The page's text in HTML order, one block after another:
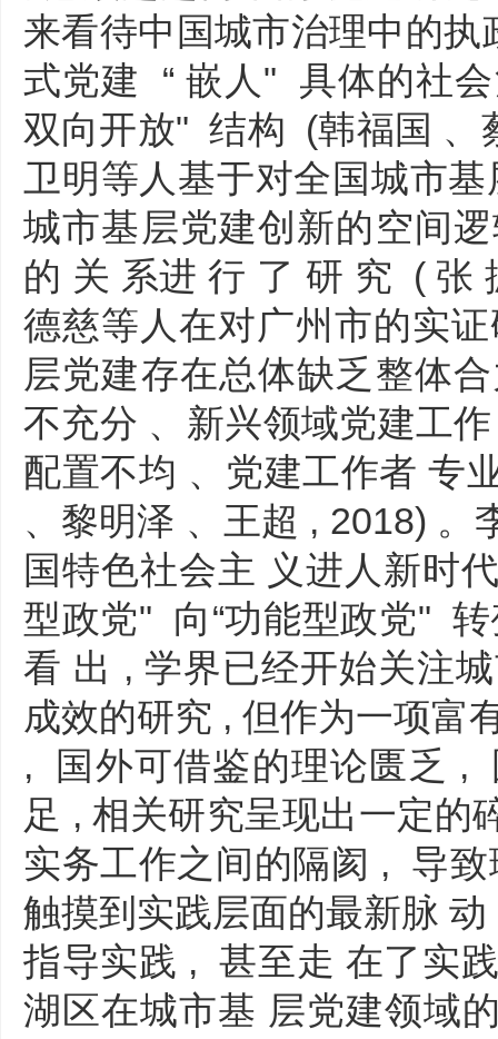
来看待中国城市治理中的
式党建 “ 嵌人" 具体的社
双向开放" 结构 (韩福国 、
卫明等人基于对全国城市
城市基层党建创新的空间
的 关 系进 行 了 研 究 ( 张
德慈等人在对广州市的实
层党建存在总体缺乏整体
不充分 、新兴领域党建工
配置不均 、党建工作者 专
、黎明泽 、王超 , 2018)
国特色社会主 义进人新时
型政党" 向“功能型政党"
看 出 , 学界已经开始关注
成效的研究 , 但作为一项富
, 国外可借鉴的理论匮乏 ,
足 , 相关研究呈现出一定的
实务工作之间的隔阂 , 导
触摸到实践层面的最新脉
指导实践 , 甚至走 在了实
湖区在城市基 层党建领域